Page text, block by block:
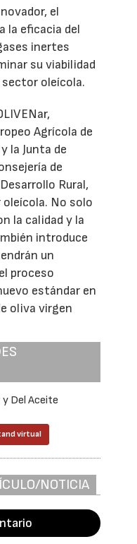
el
la eficacia del
inertes
su viabilidad
oleícola.
Agrícola de
la Junta de
de
Rural,
No solo
la calidad y la
introduce
un
proceso
estándar en
oliva virgen
Del Aceite
virtual
NOTICIA